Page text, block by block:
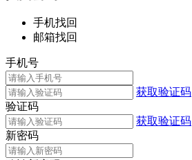
手机找回
邮箱找回
手机号
获取验证码
验证码
获取验证码
新密码